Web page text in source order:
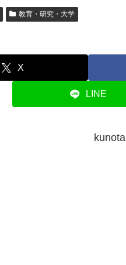
教育・研究・大学
X
LINE